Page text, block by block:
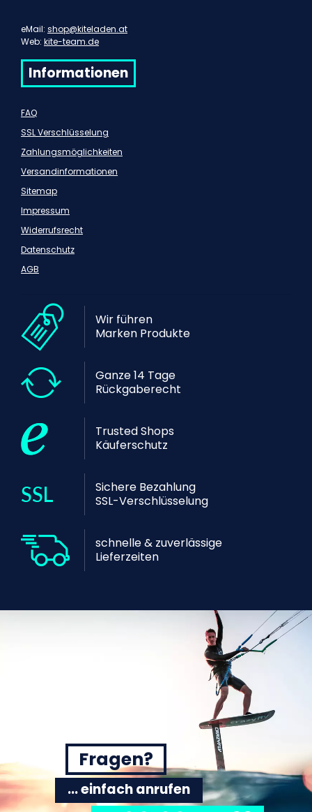
eMail: shop@kiteladen.at
Web: kite-team.de
Informationen
FAQ
SSL Verschlüsselung
Zahlungsmöglichkeiten
Versandinformationen
Sitemap
Impressum
Widerrufsrecht
Datenschutz
AGB
Wir führen
Marken Produkte
Ganze 14 Tage
Rückgaberecht
Trusted Shops
Käuferschutz
Sichere Bezahlung
SSL-Verschlüsselung
schnelle & zuverlässige
Lieferzeiten
Fragen?
... einfach anrufen